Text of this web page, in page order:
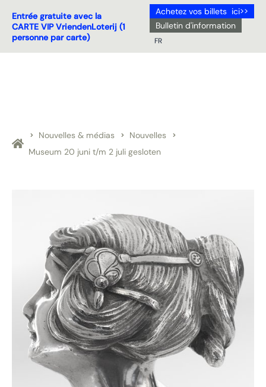
Entrée gratuite avec la
CARTE VIP VriendenLoterij (1
personne par carte)
Achetez vos billets ici>>
Bulletin d'information
FR
Nouvelles & médias
Nouvelles
Museum 20 juni t/m 2 juli gesloten